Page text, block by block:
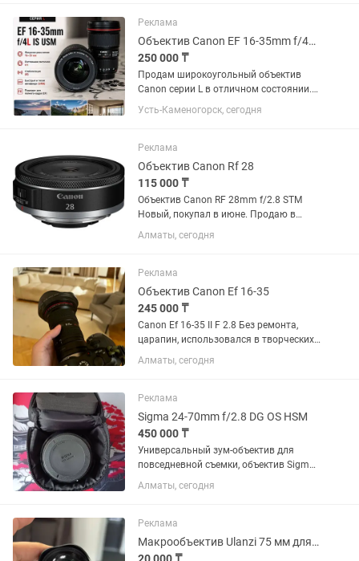
задняя крышки. Использовался...
Реклама
Объектив Canon EF 16-35mm f/4L IS USM
250 000 ₸
Продам широкоугольный объектив
Canon серии L в отличном состоянии.
Canon EF 16-35mm f/4L IS USM.
Отличное состояние, стекла чистые,
стабилизация работают идеально....
Усть-Каменогорск, сегодня
Реклама
Объектив Canon Rf 28
115 000 ₸
Объектив Canon RF 28mm f/2.8 STM
Новый, покупал в июне. Продаю в
связи ненадобностью.
Алматы, сегодня
Реклама
Объектив Canon Ef 16-35
245 000 ₸
Canon Ef 16-35 II F 2.8 Без ремонта,
царапин, использовался в творческих
целях, в банкетах не был. Состояние
10/10. Торг минимальный. Продаю так
Алматы, сегодня
Реклама
Sigma 24-70mm f/2.8 DG OS HSM
450 000 ₸
Универсальный зум-объектив для
повседневной съемки, объектив Sigma
24-70mm f/2.8 DG OS HSM с креплением
Canon EF охватывает полезный
широкоугольного до портретного,...
Алматы, сегодня
Реклама
Макрообъектив Ulanzi 75 мм для смартфона